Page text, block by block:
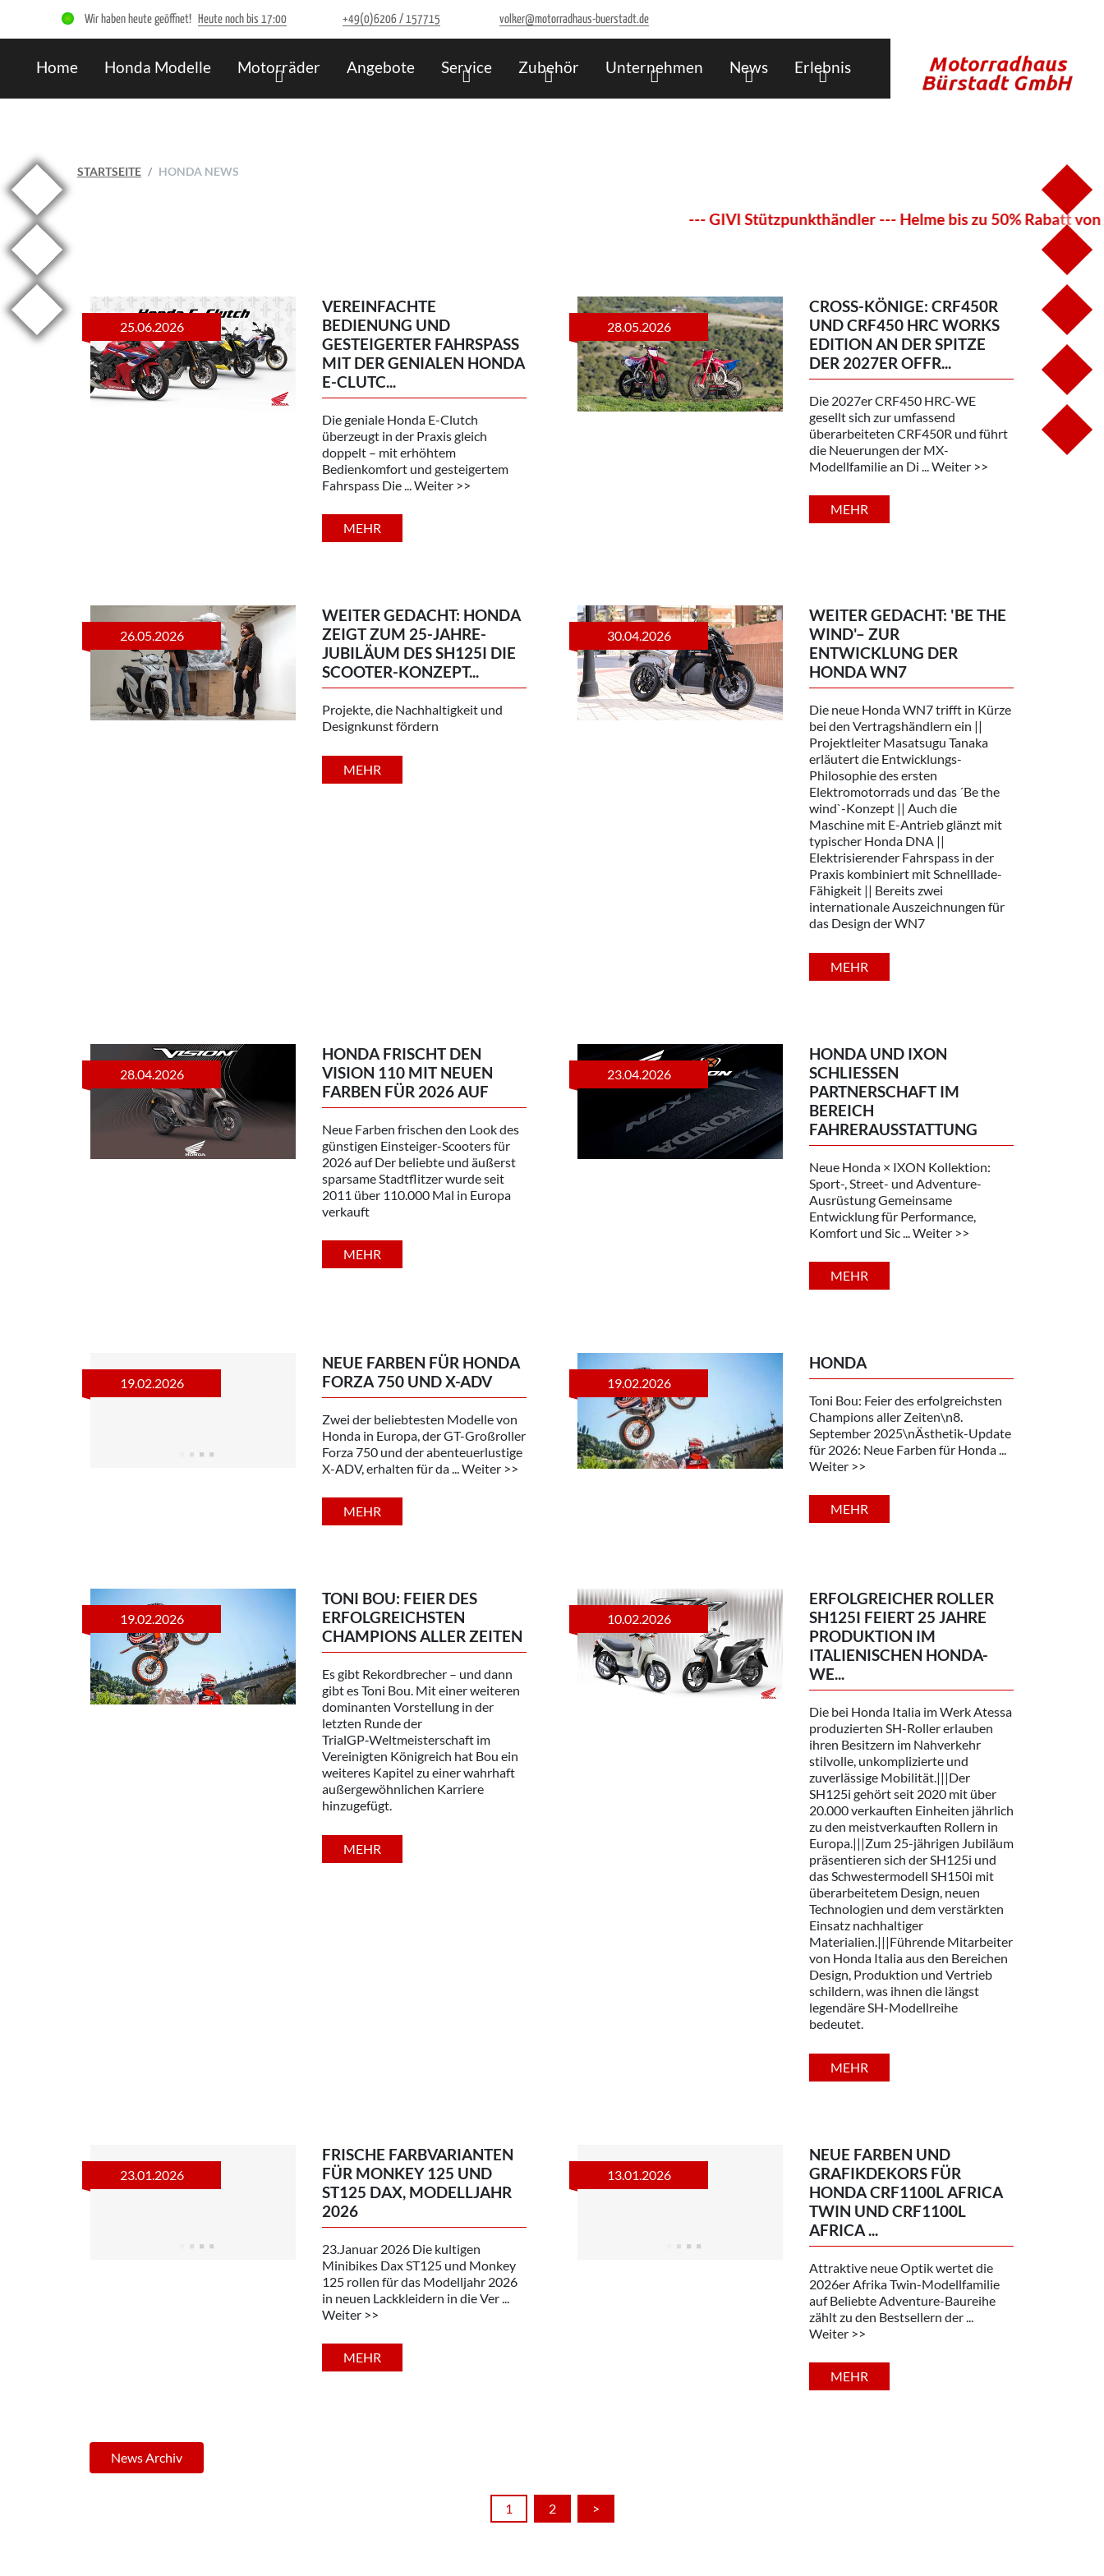
Wir haben heute geöffnet! Heute noch bis 17:00 +49(0)6206 / 157715 volker@motorradhaus-buerstadt.de
Home Honda Modelle Motorräder Angebote Service Zubehör Unternehmen News Erlebnis
STARTSEITE HONDA NEWS
--- GIVI Stützpunkthändler --- Helme bis zu 50% Rabatt von Givi
25.06.2026
VEREINFACHTE
BEDIENUNG UND
GESTEIGERTER FAHRSPASS
MIT DER GENIALEN HONDA
E-CLUTC...
Die geniale Honda E-Clutch
überzeugt in der Praxis gleich
doppelt – mit erhöhtem
Bedienkomfort und gesteigertem
Fahrspass Die ... Weiter >>
MEHR
28.05.2026
CROSS-KÖNIGE: CRF450R
UND CRF450 HRC WORKS
EDITION AN DER SPITZE
DER 2027ER OFFR...
Die 2027er CRF450 HRC-WE
gesellt sich zur umfassend
überarbeiteten CRF450R und führt
die Neuerungen der MX-
Modellfamilie an Di ... Weiter >>
MEHR
26.05.2026
WEITER GEDACHT: HONDA
ZEIGT ZUM 25-JAHRE-
JUBILÄUM DES SH125I DIE
SCOOTER-KONZEPT...
Projekte, die Nachhaltigkeit und
Designkunst fördern
MEHR
30.04.2026
WEITER GEDACHT: 'BE THE
WIND'– ZUR
ENTWICKLUNG DER
HONDA WN7
Die neue Honda WN7 trifft in Kürze
bei den Vertragshändlern ein ||
Projektleiter Masatsugu Tanaka
erläutert die Entwicklungs-
Philosophie des ersten
Elektromotorrads und das ´Be the
wind`-Konzept || Auch die
Maschine mit E-Antrieb glänzt mit
typischer Honda DNA ||
Elektrisierender Fahrspass in der
Praxis kombiniert mit Schnelllade-
Fähigkeit || Bereits zwei
internationale Auszeichnungen für
das Design der WN7
MEHR
28.04.2026
HONDA FRISCHT DEN
VISION 110 MIT NEUEN
FARBEN FÜR 2026 AUF
Neue Farben frischen den Look des
günstigen Einsteiger-Scooters für
2026 auf Der beliebte und äußerst
sparsame Stadtflitzer wurde seit
2011 über 110.000 Mal in Europa
verkauft
MEHR
23.04.2026
HONDA UND IXON
SCHLIESSEN P
ARTNERSCHAFT IM B
EREICH F
AHRERAUSSTATTUNG
Neue Honda × IXON Kollektion:
Sport-, Street- und Adventure-
Ausrüstung Gemeinsame
Entwicklung für Performance,
Komfort und Sic ... Weiter >>
MEHR
19.02.2026
NEUE FARBEN FÜR HONDA
FORZA 750 UND X-ADV
Zwei der beliebtesten Modelle von
Honda in Europa, der GT-Großroller
Forza 750 und der abenteuerlustige
X-ADV, erhalten für da ... Weiter >>
MEHR
19.02.2026
HONDA
Toni Bou: Feier des erfolgreichsten
Champions aller Zeiten\n8.
September 2025\nÄsthetik-Update
für 2026: Neue Farben für Honda ...
Weiter >>
MEHR
19.02.2026
TONI BOU: FEIER DES
ERFOLGREICHSTEN
CHAMPIONS ALLER ZEITEN
Es gibt Rekordbrecher – und dann
gibt es Toni Bou. Mit einer weiteren
dominanten Vorstellung in der
letzten Runde der
TrialGP‑Weltmeisterschaft im
Vereinigten Königreich hat Bou ein
weiteres Kapitel zu einer wahrhaft
außergewöhnlichen Karriere
hinzugefügt.
MEHR
10.02.2026
ERFOLGREICHER ROLLER
SH125I FEIERT 25 JAHRE
PRODUKTION IM
ITALIENISCHEN HONDA-
WE...
Die bei Honda Italia im Werk Atessa
produzierten SH-Roller erlauben
ihren Besitzern im Nahverkehr
stilvolle, unkomplizierte und
zuverlässige Mobilität.|||Der
SH125i gehört seit 2020 mit über
20.000 verkauften Einheiten jährlich
zu den meistverkauften Rollern in
Europa.|||Zum 25-jährigen Jubiläum
präsentieren sich der SH125i und
das Schwestermodell SH150i mit
überarbeitetem Design, neuen
Technologien und dem verstärkten
Einsatz nachhaltiger
Materialien.|||Führende Mitarbeiter
von Honda Italia aus den Bereichen
Design, Produktion und Vertrieb
schildern, was ihnen die längst
legendäre SH-Modellreihe
bedeutet.
MEHR
23.01.2026
FRISCHE FARBVARIANTEN
FÜR MONKEY 125 UND
ST125 DAX, MODELLJAHR
2026
23.Januar 2026 Die kultigen
Minibikes Dax ST125 und Monkey
125 rollen für das Modelljahr 2026
in neuen Lackkleidern in die Ver ...
Weiter >>
MEHR
13.01.2026
NEUE FARBEN UND
GRAFIKDEKORS FÜR
HONDA CRF1100L AFRICA
TWIN UND CRF1100L
AFRICA ...
Attraktive neue Optik wertet die
2026er Afrika Twin-Modellfamilie
auf Beliebte Adventure-Baureihe
zählt zu den Bestsellern der ...
Weiter >>
MEHR
News Archiv
1 2 >